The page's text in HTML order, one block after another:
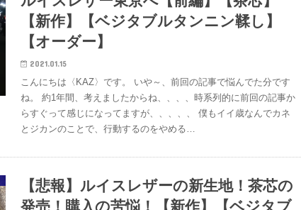
【新作】【ベジタブルタンニン鞣し】
【オーダー】
2021.01.15
こんにちは〈KAZ〉です。 いや～、前回の記事で悩んでた分です
ね。 約1年間、考えましたからね、、、、時系列的に前回の記事か
らすぐって感じになってますが、、、、、 僕もイイ歳なんでカネ
とジカンのことで、行動するのをやめる…
【悲報】ルイスレザーの新生地！茶芯の
発売！購入の苦悩！【新作】【ベジタブ